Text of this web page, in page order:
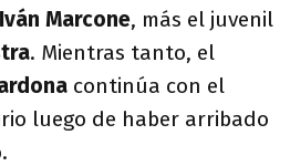
Iván Marcone, más el juvenil
. Mientras tanto, el
continúa con el
luego de haber arribado